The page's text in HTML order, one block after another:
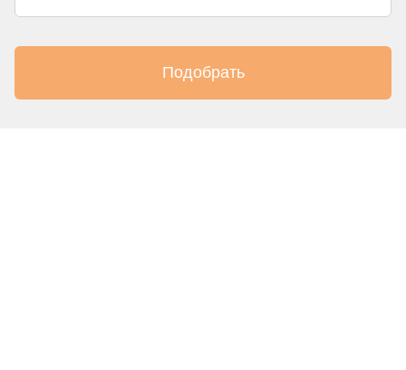
Подобрать